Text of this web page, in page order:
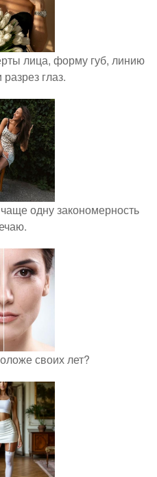
лица, форму губ, линию
глаз.
одну закономерность
своих лет?